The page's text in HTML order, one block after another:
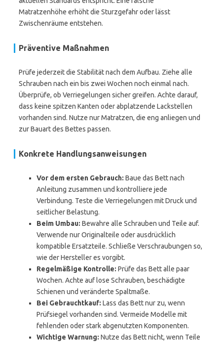
Matratzenhöhe erhöht die Sturzgefahr oder lässt
Zwischenräume entstehen.
Präventive Maßnahmen
Prüfe jederzeit die Stabilität nach dem Aufbau. Ziehe alle
Schrauben nach ein bis zwei Wochen noch einmal nach.
Überprüfe, ob Verriegelungen sicher greifen. Achte darauf,
dass keine spitzen Kanten oder abplatzende Lackstellen
vorhanden sind. Nutze nur Matratzen, die eng anliegen und
zur Bauart des Bettes passen.
Konkrete Handlungsanweisungen
Vor dem ersten Gebrauch: Baue das Bett nach
Anleitung zusammen und kontrolliere jede
Verbindung. Teste die Verriegelungen mit Druck und
seitlicher Belastung.
Beim Umbau: Bewahre alle Schrauben und Teile auf.
Verwende nur Originalteile oder ausdrücklich
kompatible Ersatzteile. Schließe Verschraubungen so,
wie der Hersteller es vorgibt.
Regelmäßige Kontrolle: Prüfe das Bett alle paar
Wochen. Achte auf lose Schrauben, beschädigte
Schienen und veränderte Spaltmaße.
Bei Gebrauchtkauf: Lass das Bett nur zu, wenn
Prüfsiegel vorhanden sind. Vermeide Modelle mit
fehlenden oder stark abgenutzten Komponenten.
Wichtige Warnung: Nutze das Bett nicht, wenn Teile